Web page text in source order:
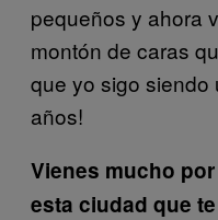
pequeños y ahora
montón de caras
que yo sigo siendo
años!
Vienes mucho
esta ciudad que